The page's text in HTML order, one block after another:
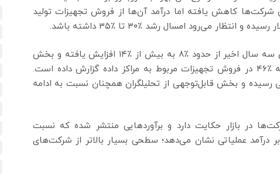
کاهش یافته اما درآمد آن‌ها از فروش تجهیزات تولید
می‌رود امسال رشد ‌٪۳۰ تا ‌٪۳۵ داشته باشد.
سهم بخش تولید برق برخی سازندگان از کل فروش طی سه سال اخیر از حدود ‌٪۸ به بیش از ‌٪۱۴ افزایش یافته و بخش
قدرت‌ساز یک شرکت شناخته‌شده دیگر نیز رشد سالانه ‌٪۴۶ در فروش تجهیزات مربوط به مراکز داده گزارش داده است.
و بخش قابل‌توجهی از تحلیلگران همچنان نسبت به ادامه
در بازار حکایت دارد و برآوردهایی منتشر شده که نسبت
درآمد عملیاتی نشان می‌دهد؛ سطحی بسیار بالاتر از شرکت‌های